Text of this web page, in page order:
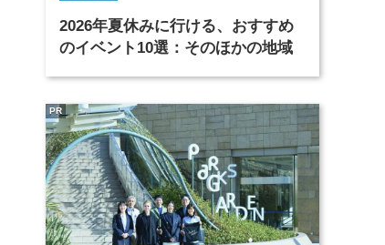
2026年夏休みに行ける、おすすめ
のイベント10選：そのほかの地域
PR